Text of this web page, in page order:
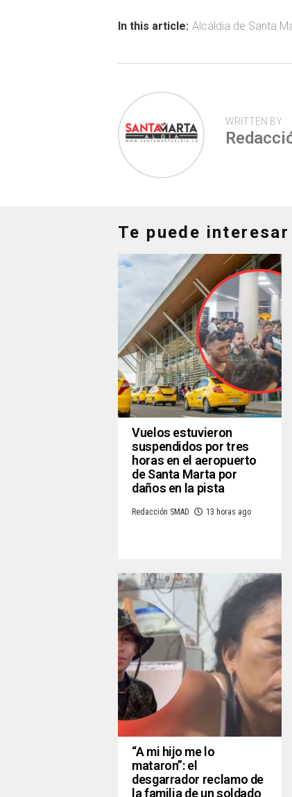
ok p
tir
In this article: Alcaldia de Santa
WRITTEN BY
Te puede interesar
Vuelos estuvieron
suspendidos por tres
horas en el aeropuerto
de Santa Marta por
daños en la pista
Redacción SMAD 13 horas ago
“A mi hijo me lo
mataron”: el
desgarrador reclamo de
la familia de un soldado